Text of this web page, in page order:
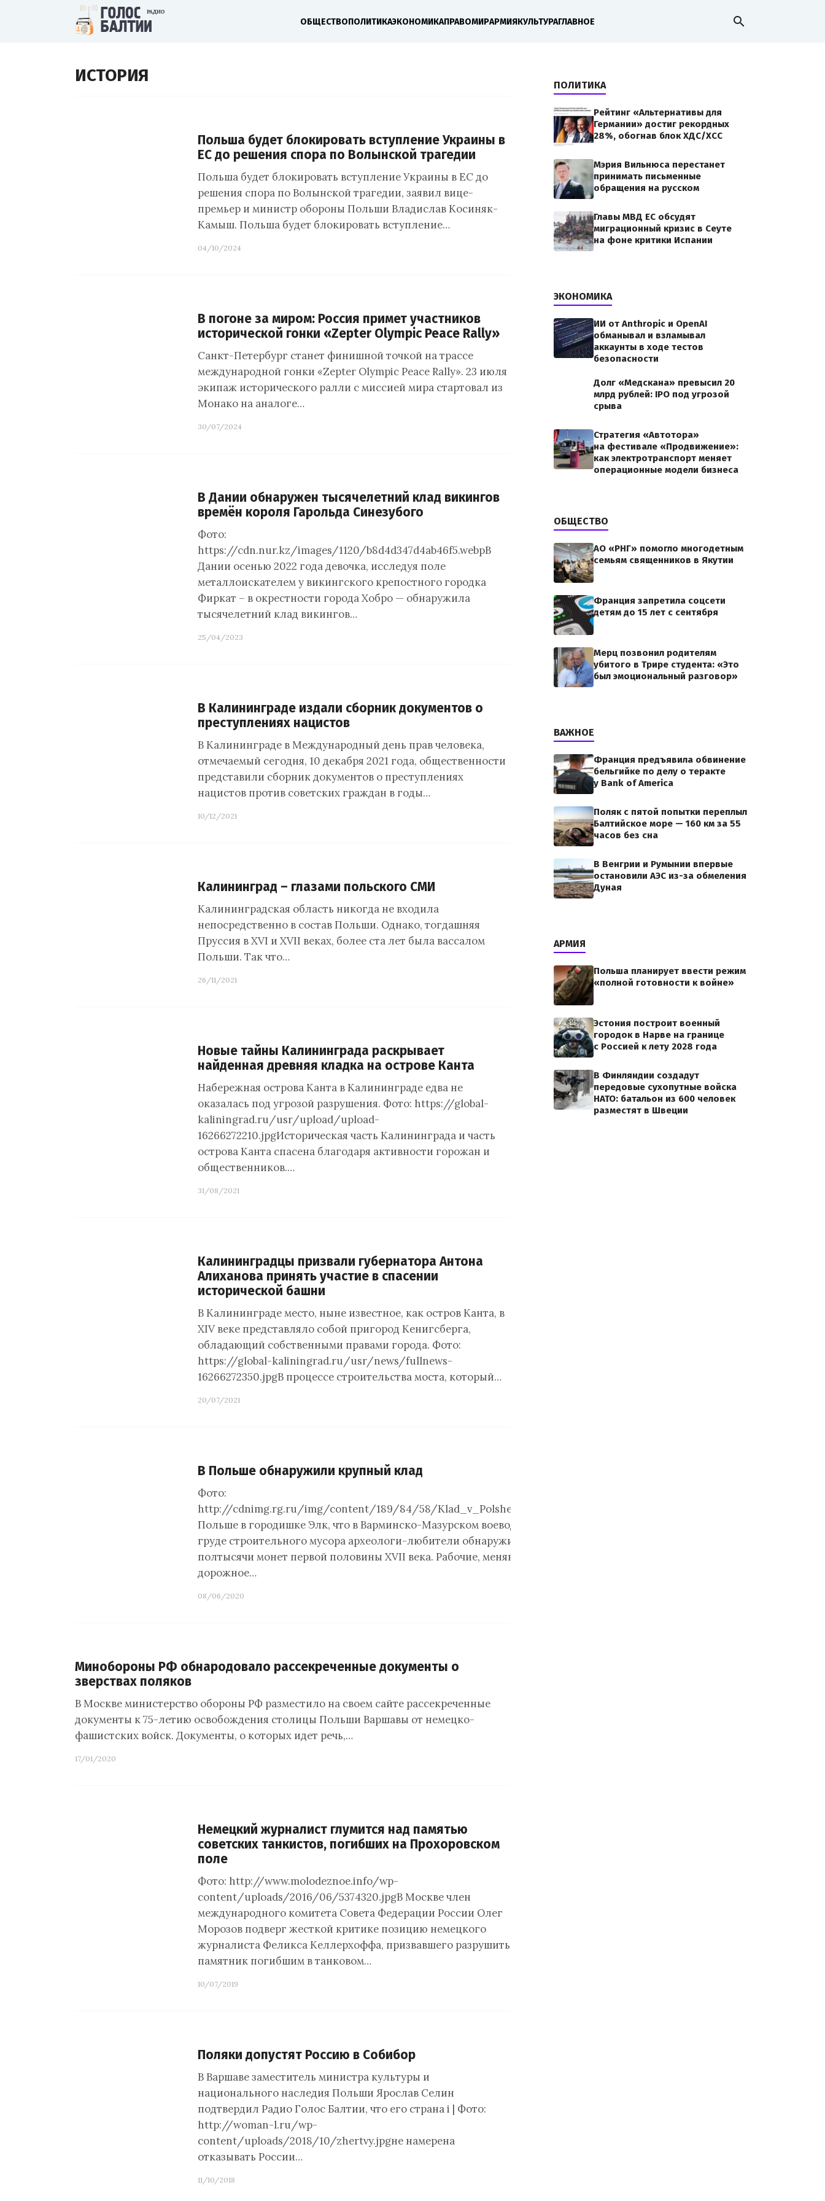
ОБЩЕСТВОПОЛИТИКАЭКОНОМИКАПРАВОМИРАРМИЯКУЛЬТУРАГЛАВНОЕ search
ИСТОРИЯ
Польша будет блокировать вступление Украины в
ЕС до решения спора по Волынской трагедии
Польша будет блокировать вступление Украины в ЕС до
решения спора по Волынской трагедии, заявил вице-
премьер и министр обороны Польши Владислав Косиняк-
Камыш. Польша будет блокировать вступление…
04/10/2024
В погоне за миром: Россия примет участников
исторической гонки «Zepter Olympic Peace Rally»
Санкт-Петербург станет финишной точкой на трассе
международной гонки «Zepter Olympic Peace Rally». 23 июля
экипаж исторического ралли с миссией мира стартовал из
Монако на аналоге…
30/07/2024
В Дании обнаружен тысячелетний клад викингов
времён короля Гарольда Синезубого
Фото:
https://cdn.nur.kz/images/1120/b8d4d347d4ab46f5.webpВ
Дании осенью 2022 года девочка, исследуя поле
металлоискателем у викингского крепостного городка
Фиркат – в окрестности города Хобро — обнаружила
тысячелетний клад викингов…
25/04/2023
В Калининграде издали сборник документов о
преступлениях нацистов
В Калининграде в Международный день прав человека,
отмечаемый сегодня, 10 декабря 2021 года, общественности
представили сборник документов о преступлениях
нацистов против советских граждан в годы…
10/12/2021
Калининград – глазами польского СМИ
Калининградская область никогда не входила
непосредственно в состав Польши. Однако, тогдашняя
Пруссия в XVI и XVII веках, более ста лет была вассалом
Польши. Так что…
26/11/2021
Новые тайны Калининграда раскрывает
найденная древняя кладка на острове Канта
Набережная острова Канта в Калининграде едва не
оказалась под угрозой разрушения. Фото: https://global-
kaliningrad.ru/usr/upload/upload-
16266272210.jpgИсторическая часть Калининграда и часть
острова Канта спасена благодаря активности горожан и
общественников.…
31/08/2021
Калининградцы призвали губернатора Антона
Алиханова принять участие в спасении
исторической башни
В Калининграде место, ныне известное, как остров Канта, в
XIV веке представляло собой пригород Кенигсберга,
обладающий собственными правами города. Фото:
https://global-kaliningrad.ru/usr/news/fullnews-
16266272350.jpgВ процессе строительства моста, который…
20/07/2021
В Польше обнаружили крупный клад
Фото:
http://cdnimg.rg.ru/img/content/189/84/58/Klad_v_Polshe_d_850.jpgВ
Польше в городишке Элк, что в Варминско-Мазурском воеводстве, в
груде строительного мусора археологи-любители обнаружили
полтысячи монет первой половины XVII века. Рабочие, менявшие
дорожное…
08/06/2020
Минобороны РФ обнародовало рассекреченные документы о
зверствах поляков
В Москве министерство обороны РФ разместило на своем сайте рассекреченные
документы к 75-летию освобождения столицы Польши Варшавы от немецко-
фашистских войск. Документы, о которых идет речь,…
17/01/2020
Немецкий журналист глумится над памятью
советских танкистов, погибших на Прохоровском
поле
Фото: http://www.molodeznoe.info/wp-
content/uploads/2016/06/5374320.jpgВ Москве член
международного комитета Совета Федерации России Олег
Морозов подверг жесткой критике позицию немецкого
журналиста Феликса Келлерхоффа, призвавшего разрушить
памятник погибшим в танковом…
10/07/2019
Поляки допустят Россию в Собибор
В Варшаве заместитель министра культуры и
национального наследия Польши Ярослав Селин
подтвердил Радио Голос Балтии, что его страна i | Фото:
http://woman-l.ru/wp-
content/uploads/2018/10/zhertvy.jpgне намерена
отказывать России…
11/10/2018
ПОЛИТИКА
Рейтинг «Альтернативы для
Германии» достиг рекордных
28%, обогнав блок ХДС/ХСС
Мэрия Вильнюса перестанет
принимать письменные
обращения на русском
Главы МВД ЕС обсудят
миграционный кризис в Сеуте
на фоне критики Испании
ЭКОНОМИКА
ИИ от Anthropic и OpenAI
обманывал и взламывал
аккаунты в ходе тестов
безопасности
Долг «Медскана» превысил 20
млрд рублей: IPO под угрозой
срыва
Стратегия «Автотора»
на фестивале «Продвижение»:
как электротранспорт меняет
операционные модели бизнеса
ОБЩЕСТВО
АО «РНГ» помогло многодетным
семьям священников в Якутии
Франция запретила соцсети
детям до 15 лет с сентября
Мерц позвонил родителям
убитого в Трире студента: «Это
был эмоциональный разговор»
ВАЖНОЕ
Франция предъявила обвинение
бельгийке по делу о теракте
у Bank of America
Поляк с пятой попытки переплыл
Балтийское море — 160 км за 55
часов без сна
В Венгрии и Румынии впервые
остановили АЭС из-за обмеления
Дуная
АРМИЯ
Польша планирует ввести режим
«полной готовности к войне»
Эстония построит военный
городок в Нарве на границе
с Россией к лету 2028 года
В Финляндии создадут
передовые сухопутные войска
НАТО: батальон из 600 человек
разместят в Швеции